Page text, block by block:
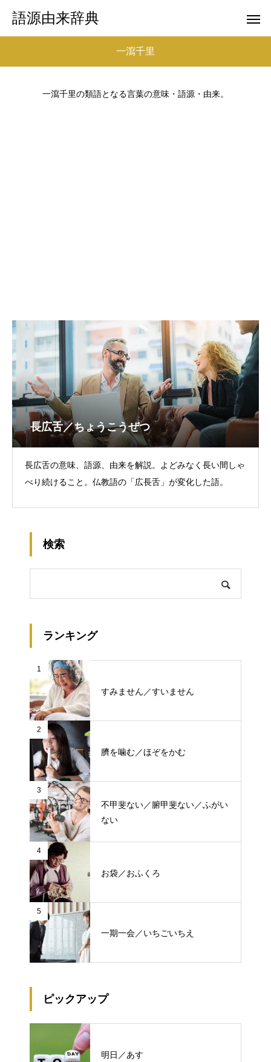
語源由来辞典
一瀉千里
一瀉千里の類語となる言葉の意味・語源・由来。
長広舌／ちょうこうぜつ
長広舌の意味、語源、由来を解説。よどみなく長い間しゃ
べり続けること。仏教語の「広長舌」が変化した語。
検索
ランキング
1
すみません／すいません
2
臍を噛む／ほぞをかむ
3
不甲斐ない／腑甲斐ない／ふがい
ない
4
お袋／おふくろ
5
一期一会／いちごいちえ
ピックアップ
明日／あす